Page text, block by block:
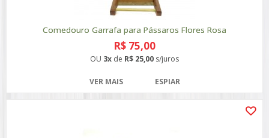
Comedouro Garrafa para Pássaros Flores Rosa
R$ 75,00
OU 3x de R$ 25,00 s/juros
VER MAIS ESPIAR